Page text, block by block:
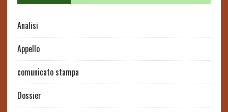
Analisi
Appello
comunicato stampa
Dossier